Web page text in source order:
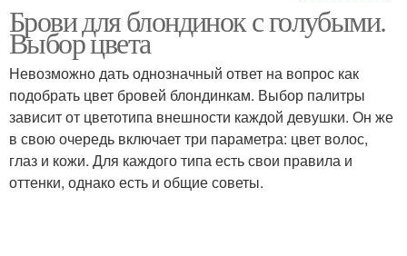
Карандаш для бровей
Брови для блондинок с голубыми.
Выбор цвета
Невозможно дать однозначный ответ на вопрос как
подобрать цвет бровей блондинкам. Выбор палитры
зависит от цветотипа внешности каждой девушки. Он же
в свою очередь включает три параметра: цвет волос,
глаз и кожи. Для каждого типа есть свои правила и
оттенки, однако есть и общие советы.